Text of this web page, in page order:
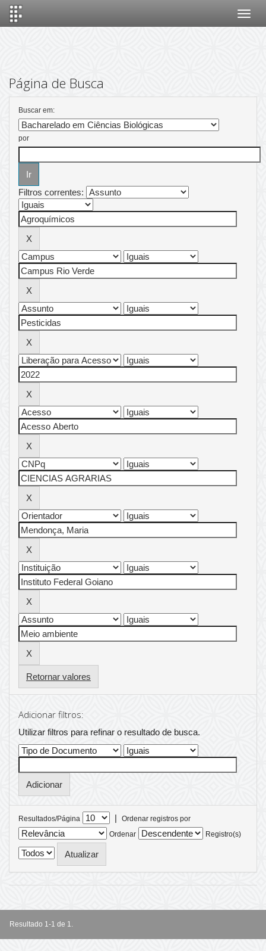
Página de Busca
Buscar em:
por
Filtros correntes:
Retornar valores
Adicionar filtros:
Utilizar filtros para refinar o resultado de busca.
Resultados/Página |
Ordenar registros por
Ordenar
Registro(s)
Resultado 1-1 de 1.